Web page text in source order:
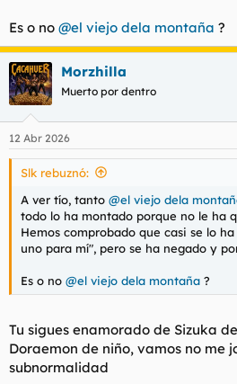
Es o no @el viejo dela montaña ?
Morzhilla
Muerto por dentro
12 Abr 2026
Slk rebuznó:
A ver tío, tanto @el viejo dela
todo lo ha montado porque no le ha
Hemos comprobado que casi se lo
uno para mí", pero se ha negado y
Es o no @el viejo dela montaña ?
Tu sigues enamorado de Sizuka
Doraemon de niño, vamos no me
subnormalidad